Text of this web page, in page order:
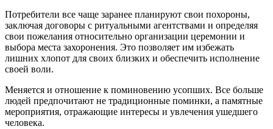
Потребители все чаще заранее планируют свои похороны,
заключая договоры с ритуальными агентствами и определяя
свои пожелания относительно организации церемонии и
выбора места захоронения. Это позволяет им избежать
лишних хлопот для своих близких и обеспечить исполнение
своей воли.
Меняется и отношение к поминовению усопших. Все больше
людей предпочитают не традиционные поминки, а памятные
мероприятия, отражающие интересы и увлечения ушедшего
человека.